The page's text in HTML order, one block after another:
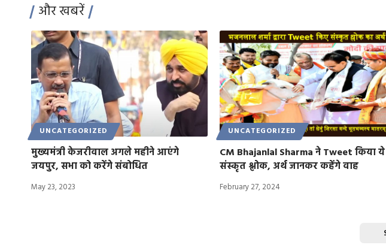
और खबरें
UNCATEGORIZED
मुख्यमंत्री केजरीवाल अगले महीने आएंगे
जयपुर, सभा को करेंगे संबोधित
May 23, 2023
UNCATEGORIZED
CM Bhajanlal Sharma ने Tweet किया ये
संस्कृत श्लोक, अर्थ जानकर कहेंगे वाह
February 27, 2024